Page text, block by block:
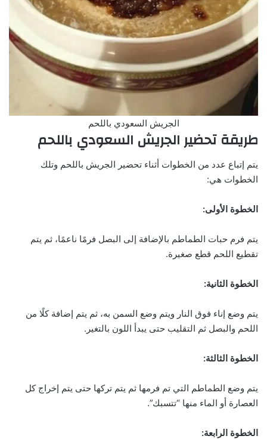
الجريش السعودي باللحم
طريقة تحضير الجريش السعودي باللحم
يتم إتباع عدد من الخطوات أثناء تحضير الجريش باللحم وتلك
الخطوات هي:
الخطوة الأولى:
يتم فرم حبات الطماطم بالإضافة إلى البصل فرمًا ناعمًا، ثم يتم
تقطيع اللحم قطع صغيرة.
الخطوة الثانية:
يتم وضع إناء فوق النار ويتم وضع السمن به، ثم يتم إضافة كلًا من
اللحم والبصل ثم التقليب حتى يبدأ اللون بالتغير.
الخطوة الثالثة:
يتم وضع الطماطم التي تم فرمها ثم يتم تركها حتى يتم إخراج كل
العصارة أو الماء منها “تتسبك”.
الخطوة الرابعة: